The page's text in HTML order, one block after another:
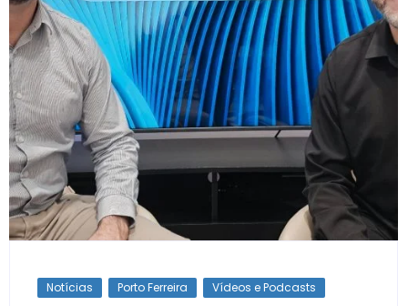
Notícias Porto Ferreira Vídeos e Podcasts